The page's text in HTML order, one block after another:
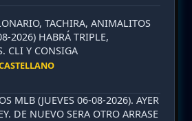
TACHIRA, ANIMALITOS
2026) HABRÁ TRIPLE,
CLI Y CONSIGA
MLB (JUEVES 06-08-2026). AYER
DE NUEVO SERA OTRO ARRASE